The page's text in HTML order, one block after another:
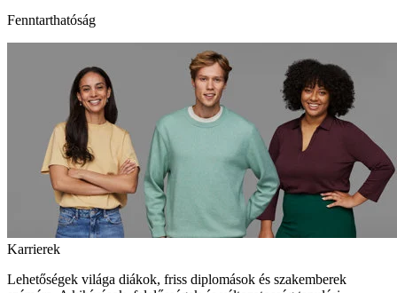
Fenntarthatóság
Karrierek
Lehetőségek világa diákok, friss diplomások és szakemberek